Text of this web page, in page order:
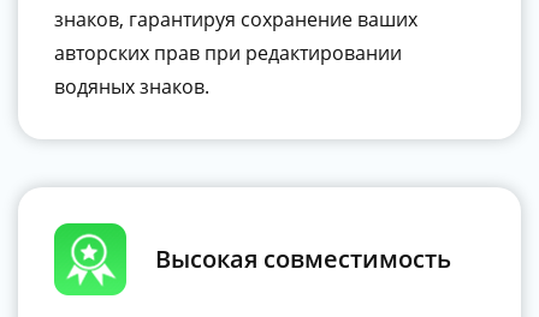
знаков, гарантируя сохранение ваших
авторских прав при редактировании
водяных знаков.
Высокая совместимость